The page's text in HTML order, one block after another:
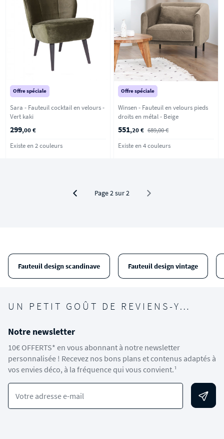
Offre spéciale
Sara - Fauteuil cocktail en velours -
Vert kaki
299,00 €
Existe en 2 couleurs
Offre spéciale
Winsen - Fauteuil en velours pieds
droits en métal - Beige
551,20 € 689,00 €
Existe en 4 couleurs
Page 2 sur 2
Fauteuil design scandinave Fauteuil design vintage
UN PETIT GOÛT DE REVIENS-Y…
Notre newsletter
10€ OFFERTS* en vous abonnant à notre newsletter
personnalisée ! Recevez nos bons plans et contenus adaptés à
vos envies déco, à la fréquence qui vous convient.¹
Votre adresse e-mail